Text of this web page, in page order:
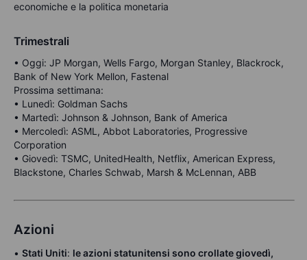
economiche e la politica monetaria
Trimestrali
• Oggi: JP Morgan, Wells Fargo, Morgan Stanley, Blackrock,
Bank of New York Mellon, Fastenal
Prossima settimana:
• Lunedì: Goldman Sachs
• Martedì: Johnson & Johnson, Bank of America
• Mercoledì: ASML, Abbot Laboratories, Progressive
Corporation
• Giovedì: TSMC, UnitedHealth, Netflix, American Express,
Blackstone, Charles Schwab, Marsh & McLennan, ABB
Azioni
• Stati Uniti: le azioni statunitensi sono crollate giovedì,